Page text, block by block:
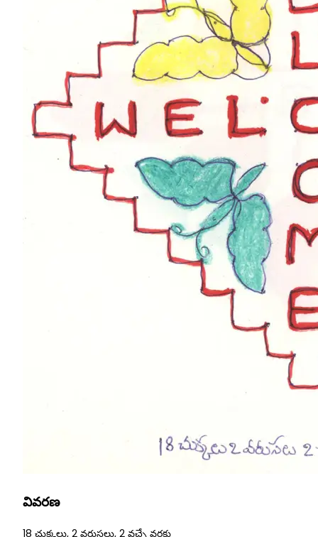
వివరణ
18 చుక్కలు, 2 వరుసలు, 2 వచ్చే వరకు